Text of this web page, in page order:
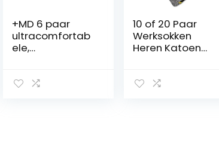
+MD 6 paar
ultracomfortab
ele,
bamboekwartso
10 of 20 Paar
Werksokken
Heren Katoen